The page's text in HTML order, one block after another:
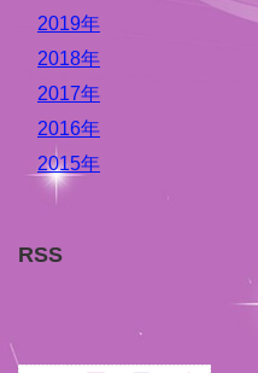
2019年
2018年
2017年
2016年
2015年
RSS